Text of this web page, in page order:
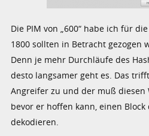
Die PIM von „600“ habe ich für
1800 sollten in Betracht gezogen
Denn je mehr Durchläufe des
desto langsamer geht es. Das
Angreifer zu und der muß diesen
bevor er hoffen kann, einen
dekodieren.